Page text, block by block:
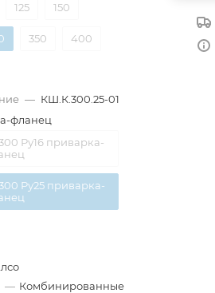
125 150
350 400
— КШ.К.300.25-01
фланец
Ру16 приварка-
Ру25 приварка-
— Комбинированные